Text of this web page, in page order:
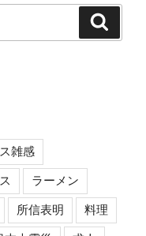
ジ
雑感
ラーメン
所信表明 料理